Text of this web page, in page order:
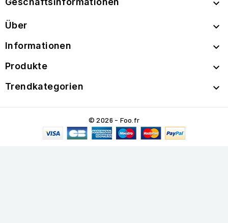

Über 
Informationen 
Produkte 
Trendkategorien 
© 2026 - Foo.fr